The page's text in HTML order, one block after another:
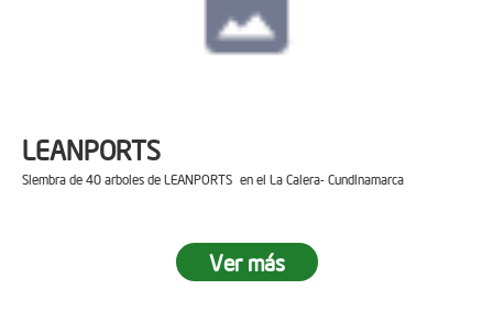
LEANPORTS
Siembra de 40 arboles de LEANPORTS en el La Calera- Cundinamarca
Ver más